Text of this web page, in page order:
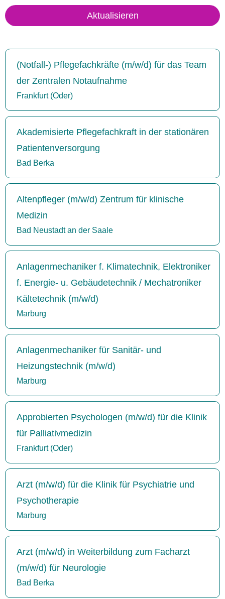
Aktualisieren
(Notfall-) Pflegefachkräfte (m/w/d) für das Team
der Zentralen Notaufnahme
Frankfurt (Oder)
Akademisierte Pflegefachkraft in der stationären
Patientenversorgung
Bad Berka
Altenpfleger (m/w/d) Zentrum für klinische
Medizin
Bad Neustadt an der Saale
Anlagenmechaniker f. Klimatechnik, Elektroniker
f. Energie- u. Gebäudetechnik / Mechatroniker
Kältetechnik (m/w/d)
Marburg
Anlagenmechaniker für Sanitär- und
Heizungstechnik (m/w/d)
Marburg
Approbierten Psychologen (m/w/d) für die Klinik
für Palliativmedizin
Frankfurt (Oder)
Arzt (m/w/d) für die Klinik für Psychiatrie und
Psychotherapie
Marburg
Arzt (m/w/d) in Weiterbildung zum Facharzt
(m/w/d) für Neurologie
Bad Berka